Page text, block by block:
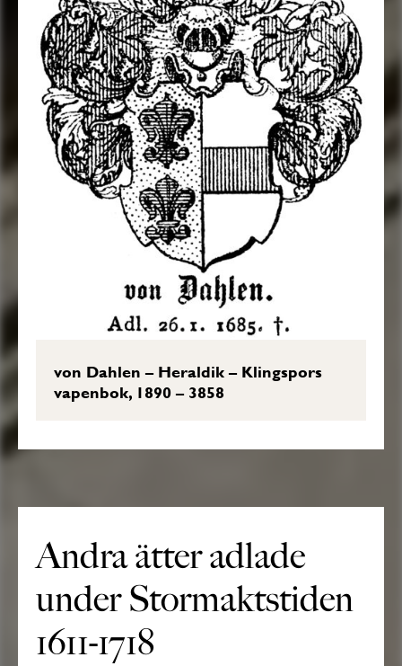
von Dahlen – Heraldik – Klingspors
vapenbok, 1890 – 3858
Andra ätter adlade
under Stormaktstiden
1611-1718